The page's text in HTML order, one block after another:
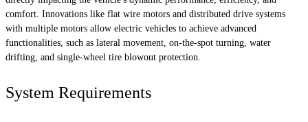
comfort. Innovations like flat wire motors and distributed drive systems
with multiple motors allow electric vehicles to achieve advanced
functionalities, such as lateral movement, on-the-spot turning, water
drifting, and single-wheel tire blowout protection.
System Requirements